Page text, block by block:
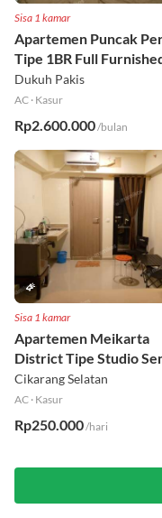
Sisa 1 kamar
Apartemen Puncak
Tipe 1BR Full
18
Dukuh Pakis
AC · Kasur
Rp2.600.000/bulan
Sisa 1 kamar
Apartemen Meikarta
District Tipe Studio
Furnished Lt 1
Cikarang Selatan
AC · Kasur
Rp250.000/hari